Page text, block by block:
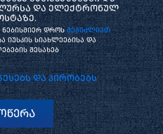
და ელექტრონულ
ნებისმიერ დროს შეგიძლიათ
იუსკის სიახლეებისა და
შესახებ
და პირობებს